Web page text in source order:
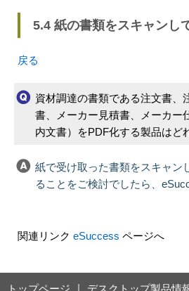
5.4 紙の書類をスキャンし
戻る
資材調達の書類である注文書、
書、メーカー見積書、メーカー
内文書）をPDF化する製品はど
紙で受け取った書類をスキャン
ることをご検討でしたら、
関連リンク eSuccess ページへ
トップページ デスクトップ製品情